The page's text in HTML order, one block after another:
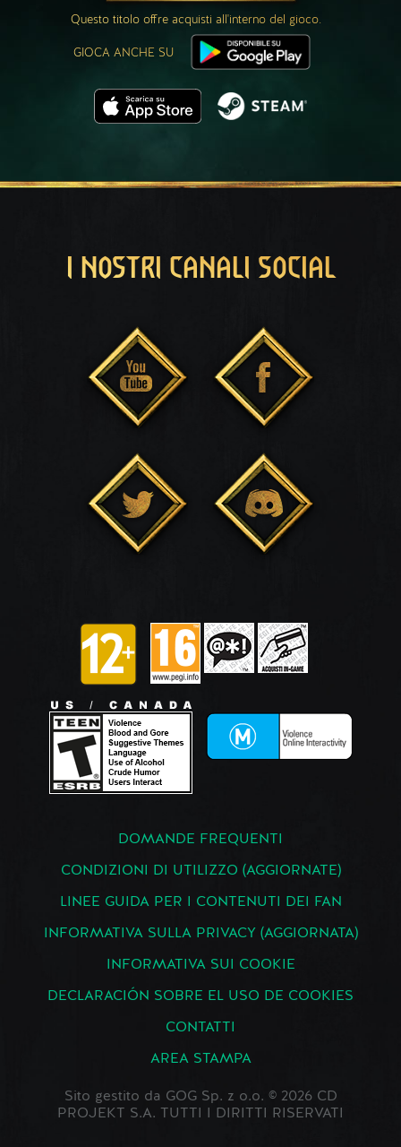
Questo titolo offre acquisti all'interno del gioco.
GIOCA ANCHE SU
I NOSTRI CANALI SOCIAL
DOMANDE FREQUENTI
CONDIZIONI DI UTILIZZO (AGGIORNATE)
LINEE GUIDA PER I CONTENUTI DEI FAN
INFORMATIVA SULLA PRIVACY (AGGIORNATA)
INFORMATIVA SUI COOKIE
DECLARACIÓN SOBRE EL USO DE COOKIES
CONTATTI
AREA STAMPA
Sito gestito da GOG Sp. z o.o. © 2026 CD
PROJEKT S.A. TUTTI I DIRITTI RISERVATI